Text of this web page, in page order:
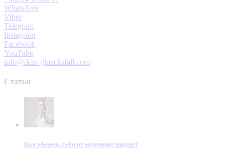
WhatsApp
Viber
Telegram
Instagram
Facebook
YouTube
info@dein-gluecksfall.com
Статьи
Как уберечь себя от мужчины тирана?